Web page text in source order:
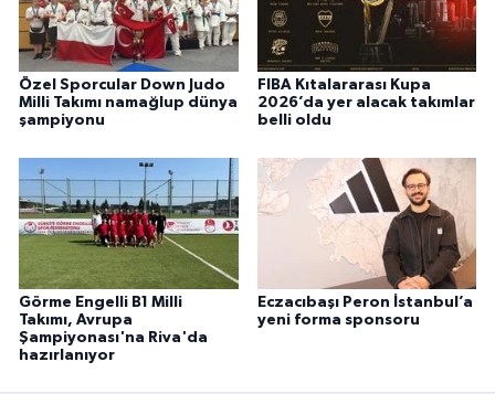
Özel Sporcular Down Judo
Milli Takımı namağlup dünya
şampiyonu
FIBA Kıtalararası Kupa
2026’da yer alacak takımlar
belli oldu
Görme Engelli B1 Milli
Takımı, Avrupa
Şampiyonası'na Riva'da
hazırlanıyor
Eczacıbaşı Peron İstanbul’a
yeni forma sponsoru